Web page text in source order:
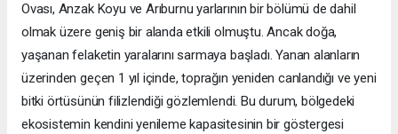
Ovası, Anzak Koyu ve Arıburnu yarlarının bir bölümü de dahil
olmak üzere geniş bir alanda etkili olmuştu. Ancak doğa,
yaşanan felaketin yaralarını sarmaya başladı. Yanan alanların
üzerinden geçen 1 yıl içinde, toprağın yeniden canlandığı ve yeni
bitki örtüsünün filizlendiği gözlemlendi. Bu durum, bölgedeki
ekosistemin kendini yenileme kapasitesinin bir göstergesi